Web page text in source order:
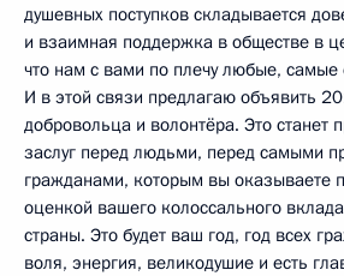
душевных поступков складывается
и взаимная поддержка в обществе в
что нам с вами по плечу любые,
И в этой связи предлагаю объявить
добровольца и волонтёра. Это станет
заслуг перед людьми, перед самыми
гражданами, которым вы оказываете
оценкой вашего колоссального
страны. Это будет ваш год, год всех
воля, энергия, великодушие и есть